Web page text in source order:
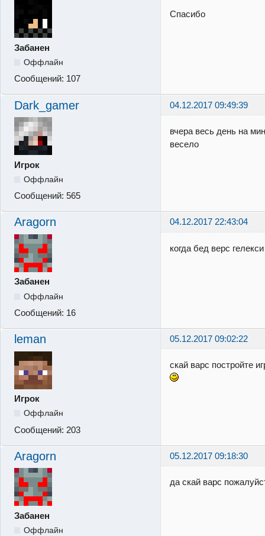
Забанен
Оффлайн
Сообщений: 107
Спасибо
Dark_gamer 04.12.2017 09:49:39
Игрок
Оффлайн
Сообщений: 565
вчера весь день на
весело
Aragorn 04.12.2017 22:43:04
Забанен
Оффлайн
Сообщений: 16
когда бед верс
leman 05.12.2017 09:02:22
Игрок
Оффлайн
Сообщений: 203
скай варс постройте
Aragorn 05.12.2017 09:18:30
Забанен
Оффлайн
да скай варс